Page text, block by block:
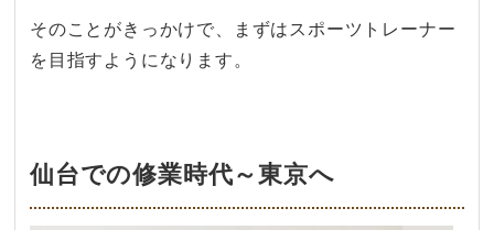
そのことがきっかけで、まずはスポーツトレーナー
を目指すようになります。
仙台での修業時代～東京へ